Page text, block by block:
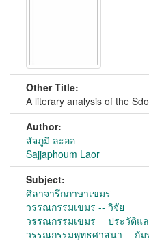
Other Title:
A literary analysis of the
Author:
สัจภูมิ ละออ
Sajjaphoum Laor
Subject:
ศิลาจารึกภาษาเขมร
วรรณกรรมเขมร -- วิจัย
วรรณกรรมเขมร -- ประวัติแ
วรรณกรรมพุทธศาสนา -- กัม